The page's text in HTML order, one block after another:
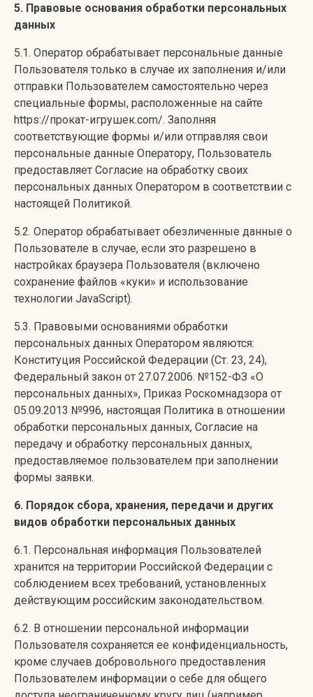
5. Правовые основания обработки персональных
данных
5.1. Оператор обрабатывает персональные данные
Пользователя только в случае их заполнения и/или
отправки Пользователем самостоятельно через
специальные формы, расположенные на сайте
https://прокат-игрушек.com/. Заполняя
соответствующие формы и/или отправляя свои
персональные данные Оператору, Пользователь
предоставляет Согласие на обработку своих
персональных данных Оператором в соответствии с
настоящей Политикой.
5.2. Оператор обрабатывает обезличенные данные о
Пользователе в случае, если это разрешено в
настройках браузера Пользователя (включено
сохранение файлов «куки» и использование
технологии JavaScript).
5.3. Правовыми основаниями обработки
персональных данных Оператором являются:
Конституция Российской Федерации (Ст. 23, 24),
Федеральный закон от 27.07.2006. №152-ФЗ «О
персональных данных», Приказ Роскомнадзора от
05.09.2013 №996, настоящая Политика в отношении
обработки персональных данных, Согласие на
передачу и обработку персональных данных,
предоставляемое пользователем при заполнении
формы заявки.
6. Порядок сбора, хранения, передачи и других
видов обработки персональных данных
6.1. Персональная информация Пользователей
хранится на территории Российской Федерации с
соблюдением всех требований, установленных
действующим российским законодательством.
6.2. В отношении персональной информации
Пользователя сохраняется ее конфиденциальность,
кроме случаев добровольного предоставления
Пользователем информации о себе для общего